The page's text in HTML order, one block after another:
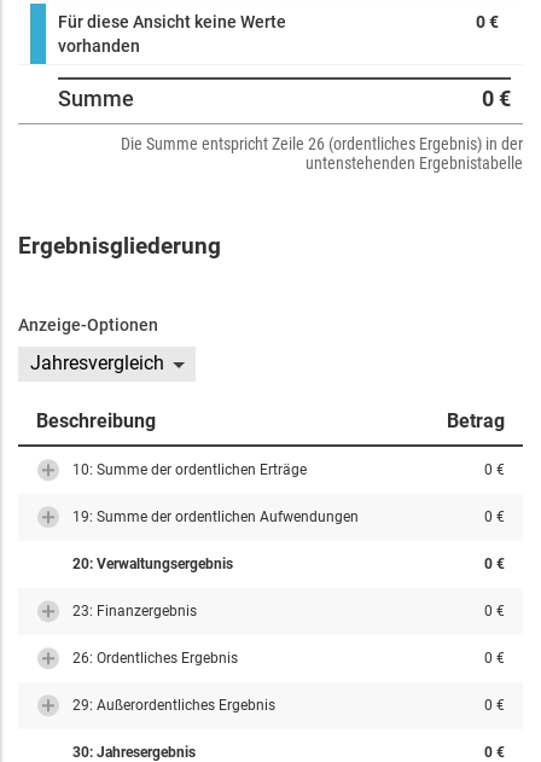
Für diese Ansicht keine Werte
vorhanden
0 €
Summe 0 €
Die Summe entspricht Zeile 26 (ordentliches Ergebnis) in der
untenstehenden Ergebnistabelle
Ergebnisgliederung
Anzeige-Optionen
Jahresvergleich
Beschreibung Betrag
10: Summe der ordentlichen Erträge 0 €
19: Summe der ordentlichen Aufwendungen 0 €
20: Verwaltungsergebnis 0 €
23: Finanzergebnis 0 €
26: Ordentliches Ergebnis 0 €
29: Außerordentliches Ergebnis 0 €
30: Jahresergebnis 0 €